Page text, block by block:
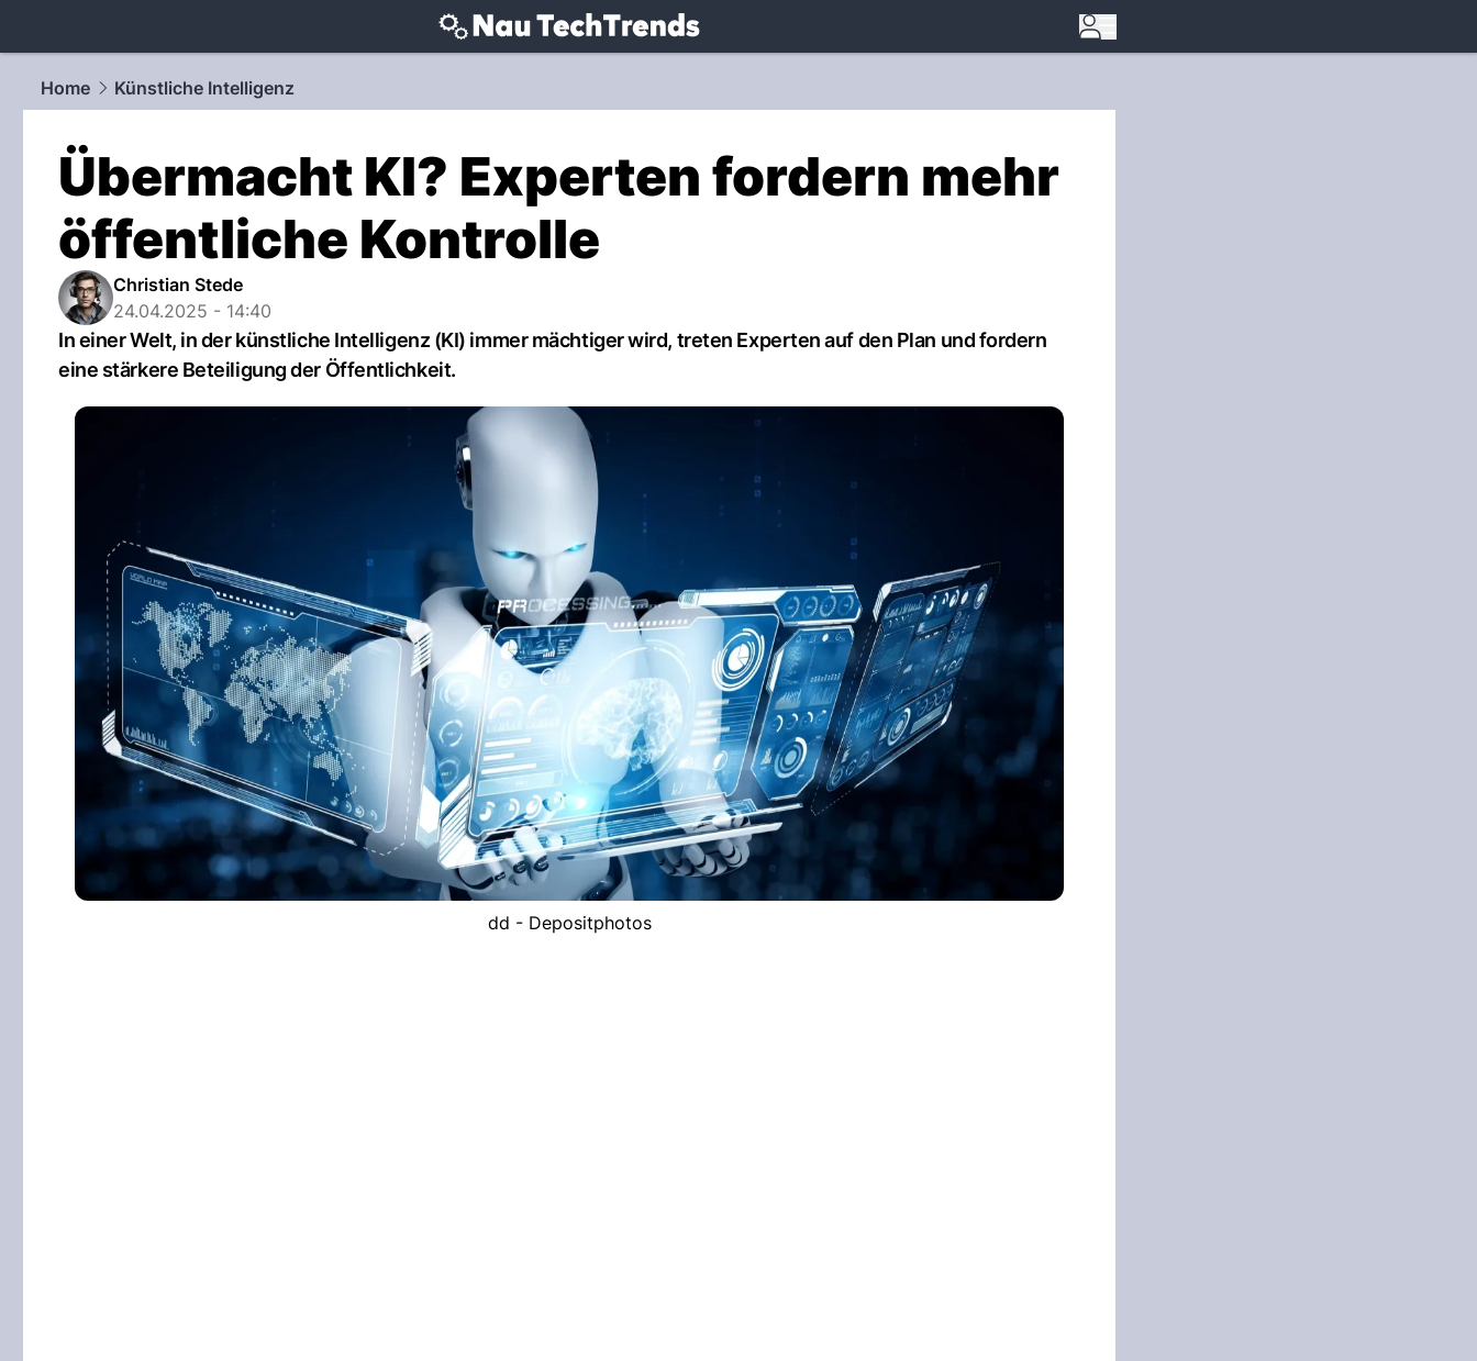
techtrends.NAU.ch
Home
Künstliche Intelligenz
Übermacht KI? Experten fordern mehr
öffentliche Kontrolle
Christian Stede
24.04.2025 - 14:40
In einer Welt, in der künstliche Intelligenz (KI) immer mächtiger wird, treten Experten auf den Plan und fordern
eine stärkere Beteiligung der Öffentlichkeit.
dd - Depositphotos